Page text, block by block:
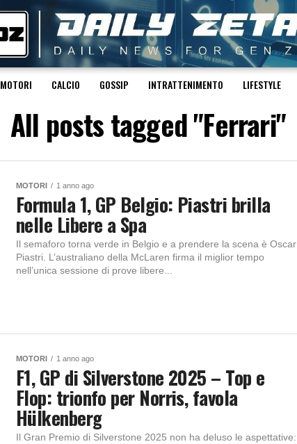
MOTORI CALCIO GOSSIP INTRATTENIMENTO LIFESTYLE
All posts tagged "Ferrari"
MOTORI 1 anno ago
Formula 1, GP Belgio: Piastri brilla
nelle Libere a Spa
Il semaforo torna verde in Belgio e a prendere la scena è Oscar
Piastri. L’australiano della McLaren firma il miglior tempo
nell’unica sessione di prove libere...
MOTORI 1 anno ago
F1, GP di Silverstone 2025 – Top e
Flop: trionfo per Norris, favola
Hülkenberg
Il Gran Premio di Silverstone 2025 non ha deluso le aspettative: